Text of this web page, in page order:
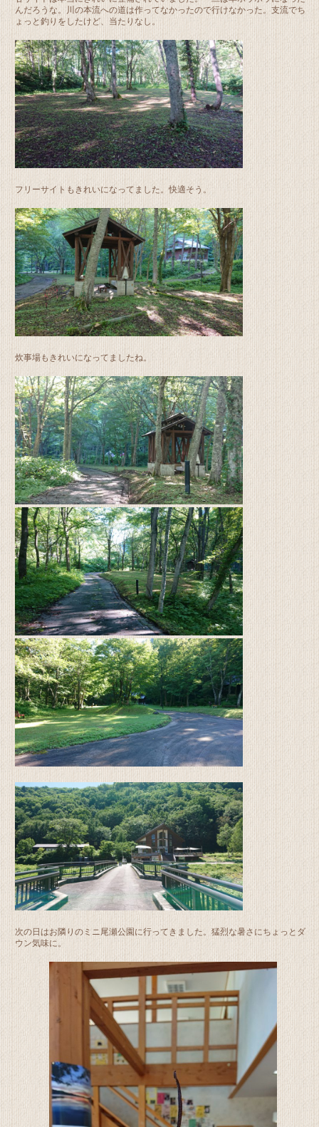
んだろうな。川の本流への道は作ってなかったので行けなかった。支流でち
ょっと釣りをしたけど、当たりなし。
フリーサイトもきれいになってました。快適そう。
炊事場もきれいになってましたね。
次の日はお隣りのミニ尾瀬公園に行ってきました。猛烈な暑さにちょっとダ
ウン気味に。